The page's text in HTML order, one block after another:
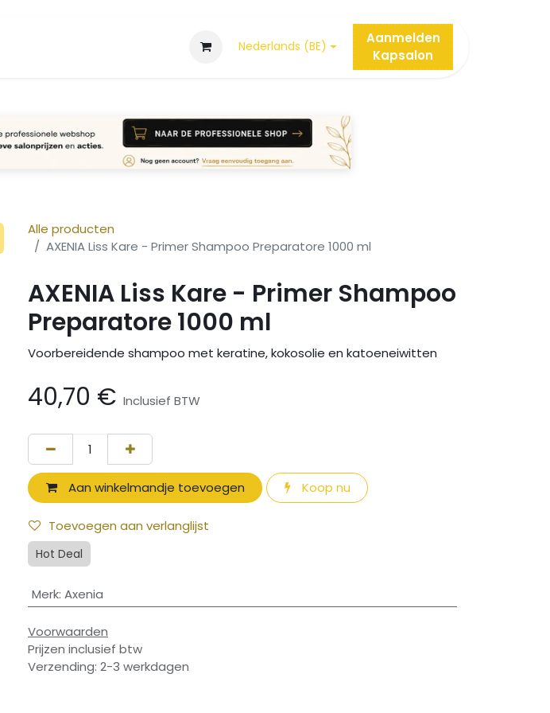
Nederlands (BE)
Aanmelden
Kapsalon
Alle producten
AXENIA Liss Kare - Primer Shampoo Preparatore 1000 ml
AXENIA Liss Kare - Primer Shampoo
Preparatore 1000 ml
Voorbereidende shampoo met keratine, kokosolie en katoeneiwitten
40,70 € Inclusief BTW
Aan winkelmandje toevoegen Koop nu
Toevoegen aan verlanglijst
Hot Deal
Merk: Axenia
Voorwaarden
Prijzen inclusief btw
Verzending: 2-3 werkdagen